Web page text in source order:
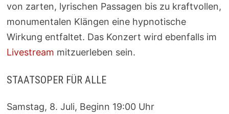
von zarten, lyrischen Passagen bis zu kraftvollen,
monumentalen Klängen eine hypnotische
Wirkung entfaltet. Das Konzert wird ebenfalls im
Livestream mitzuerleben sein.
STAATSOPER FÜR ALLE
Samstag, 8. Juli, Beginn 19:00 Uhr